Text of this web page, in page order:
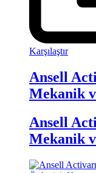
Karşılaştır
Ansell
Mekanik
Ansell
Mekanik